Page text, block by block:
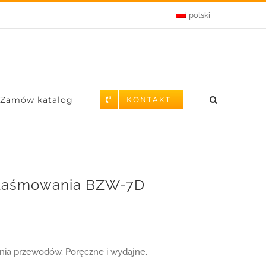
polski
Zamów katalog KONTAKT
BZW-7D
przewodów. Poręczne i wydajne.